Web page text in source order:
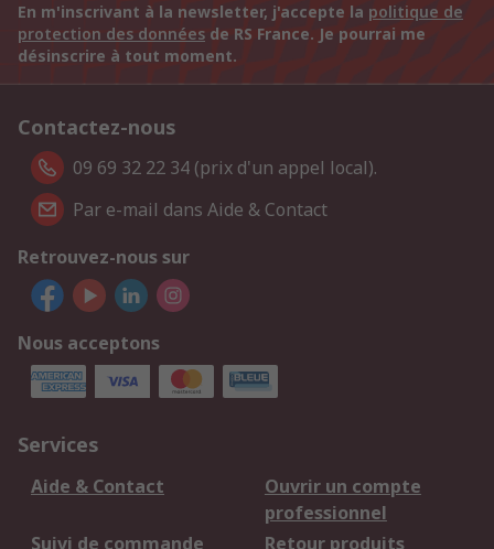
En m'inscrivant à la newsletter, j'accepte la politique de
protection des données de RS France. Je pourrai me
désinscrire à tout moment.
Contactez-nous
09 69 32 22 34 (prix d'un appel local).
Par e-mail dans Aide & Contact
Retrouvez-nous sur
Nous acceptons
Services
Aide & Contact
Ouvrir un compte
professionnel
Suivi de commande
Retour produits